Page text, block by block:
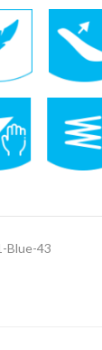
Blue-43